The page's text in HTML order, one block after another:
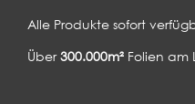
Alle Produkte sofort
Über300.000m² Folien am